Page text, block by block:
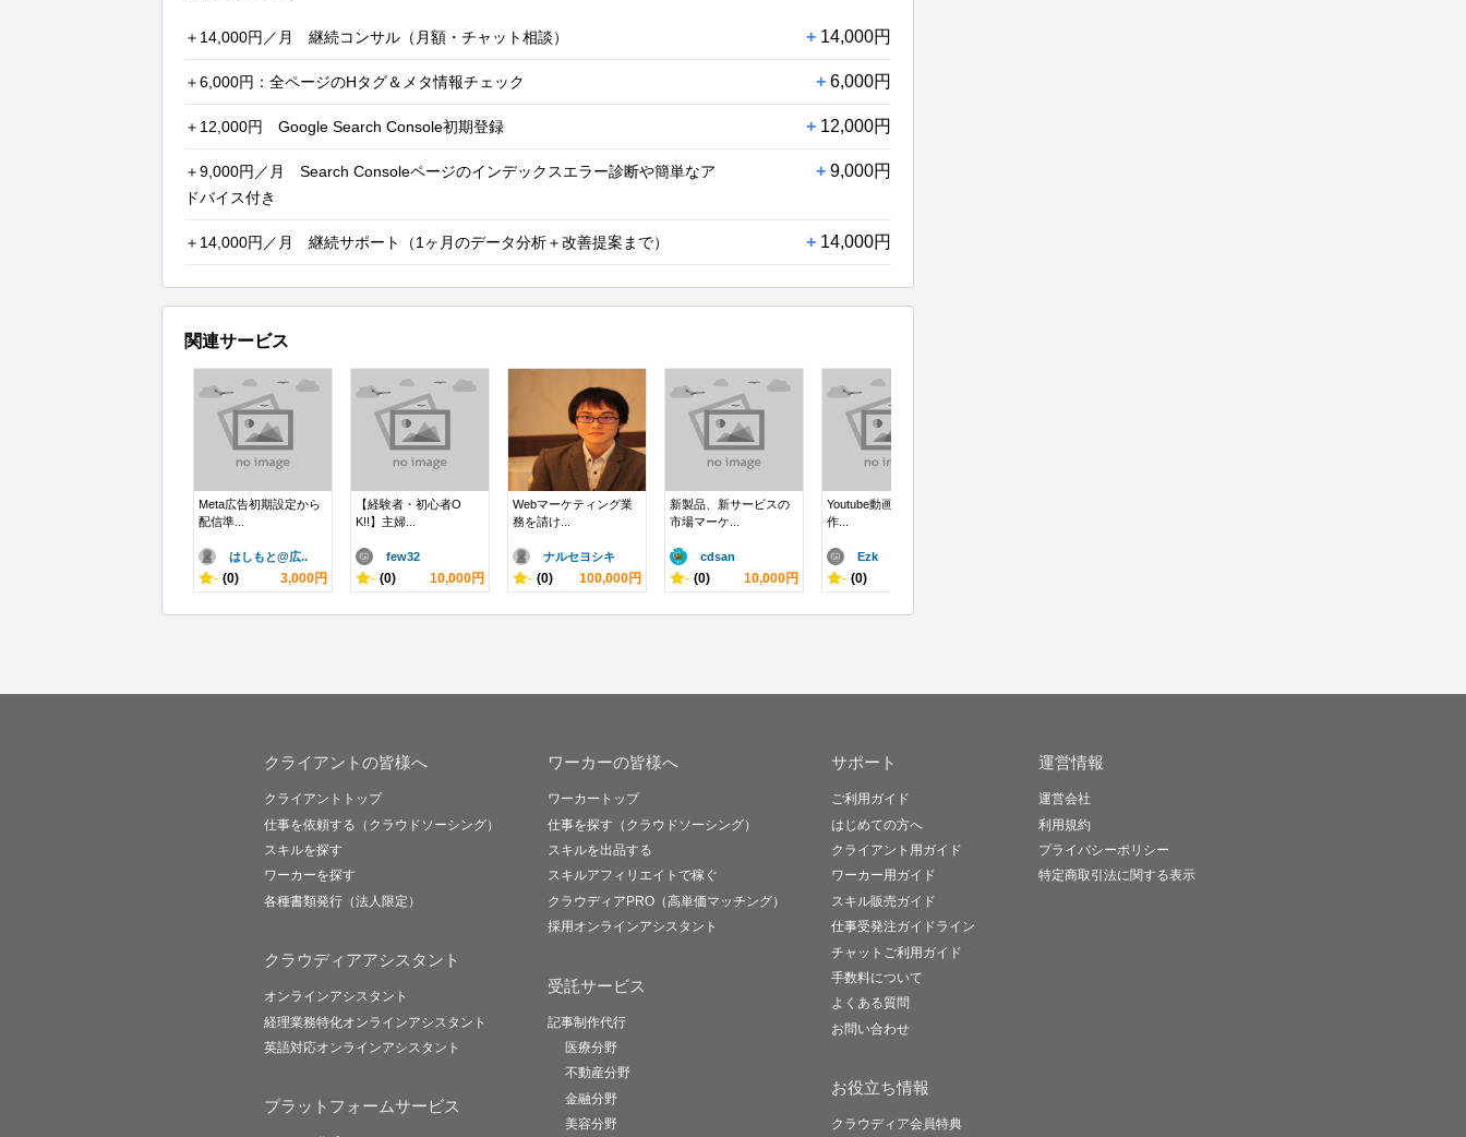
＋14,000円／月 継続コンサル（月額・チャット相談） + 14,000円
＋6,000円：全ページのHタグ＆メタ情報チェック + 6,000円
＋12,000円 Google Search Console初期登録 + 12,000円
＋9,000円／月 Search Consoleページのインデックスエラー診断や簡単なア
ドバイス付き
+ 9,000円
＋14,000円／月 継続サポート（1ヶ月のデータ分析＋改善提案まで） + 14,000円
関連サービス
Meta広告初期設定から
配信準...
はしもと@広..
- (0) 3,000円
【経験者・初心者O
K!!】主婦...
few32
- (0) 10,000円
Webマーケティング業
務を請け...
ナルセヨシキ
- (0) 100,000円
新製品、新サービスの
市場マーケ...
cdsan
- (0) 10,000円
Youtube動画の迅速な制
作...
Ezk
- (0)
クライアントの皆様へ
クライアントトップ
仕事を依頼する（クラウドソーシング）
スキルを探す
ワーカーを探す
各種書類発行（法人限定）
クラウディアアシスタント
オンラインアシスタント
経理業務特化オンラインアシスタント
英語対応オンラインアシスタント
プラットフォームサービス
ワーカーの皆様へ
ワーカートップ
仕事を探す（クラウドソーシング）
スキルを出品する
スキルアフィリエイトで稼ぐ
クラウディアPRO（高単価マッチング）
採用オンラインアシスタント
受託サービス
記事制作代行
医療分野
不動産分野
金融分野
美容分野
サポート
ご利用ガイド
はじめての方へ
クライアント用ガイド
ワーカー用ガイド
スキル販売ガイド
仕事受発注ガイドライン
チャットご利用ガイド
手数料について
よくある質問
お問い合わせ
お役立ち情報
クラウディア会員特典
運営情報
運営会社
利用規約
プライバシーポリシー
特定商取引法に関する表示